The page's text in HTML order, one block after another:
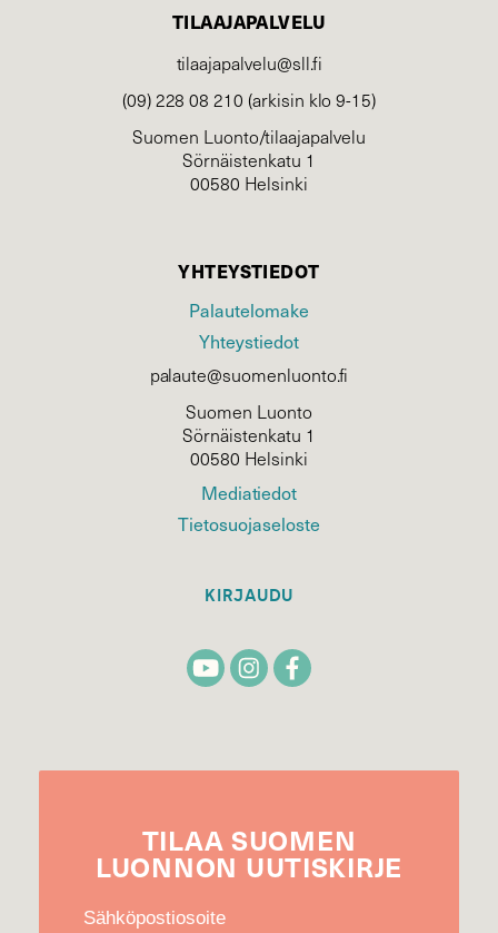
TILAAJAPALVELU
tilaajapalvelu@sll.fi
(09) 228 08 210 (arkisin klo 9-15)
Suomen Luonto/tilaajapalvelu
Sörnäistenkatu 1
00580 Helsinki
YHTEYSTIEDOT
Palautelomake
Yhteystiedot
palaute@suomenluonto.fi
Suomen Luonto
Sörnäistenkatu 1
00580 Helsinki
Mediatiedot
Tietosuojaseloste
KIRJAUDU
TILAA SUOMEN
LUONNON UUTIS­KIRJE
Sähköpostiosoite